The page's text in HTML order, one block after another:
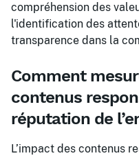
compréhension des
l'identification des
transparence dans la
Comment
contenus
réputation de
L’impact des contenus